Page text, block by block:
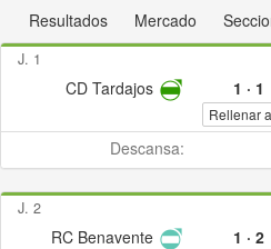
Resultados Mercado
J. 1
CD Tardajos 1 · 1
Rellenar
Descansa:
J. 2
RC Benavente 1 · 2